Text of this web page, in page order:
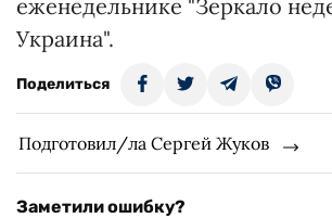
еженедельнике "Зеркало
Украина".
Поделиться
Подготовил/ла Сергей Жуков
Заметили ошибку?